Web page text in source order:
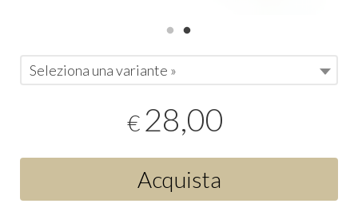
Seleziona una variante »
€ 28,00
Acquista